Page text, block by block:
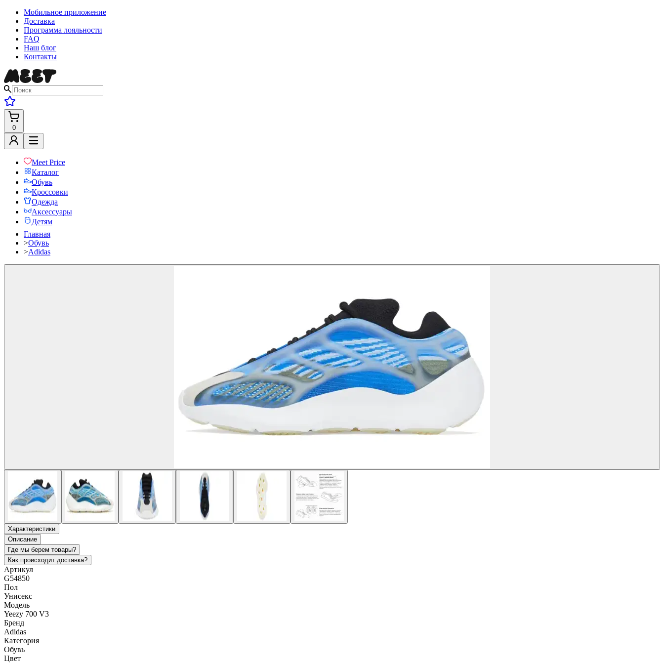
Мобильное приложение
Доставка
Программа лояльности
FAQ
Наш блог
Контакты
0
Meet Price
Каталог
Обувь
Кроссовки
Одежда
Аксессуары
Детям
Главная
>Обувь
>Adidas
Характеристики
Описание
Где мы берем товары?
Как происходит доставка?
Артикул
G54850
Пол
Унисекс
Модель
Yeezy 700 V3
Бренд
Adidas
Категория
Обувь
Цвет